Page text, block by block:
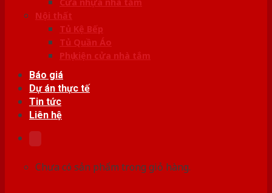
Nội thất
Tủ Kệ Bếp
Tủ Quần Áo
Phụ kiện cửa nhà tắm
Báo giá
Dự án thực tế
Tin tức
Liên hệ
Chưa có sản phẩm trong giỏ hàng.